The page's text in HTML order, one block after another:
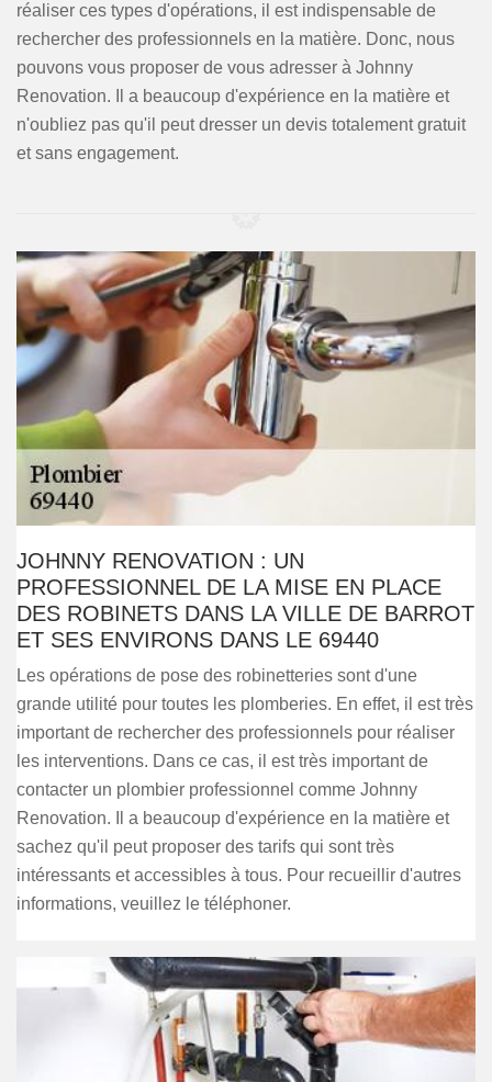
réaliser ces types d'opérations, il est indispensable de
rechercher des professionnels en la matière. Donc, nous
pouvons vous proposer de vous adresser à Johnny
Renovation. Il a beaucoup d'expérience en la matière et
n'oubliez pas qu'il peut dresser un devis totalement gratuit
et sans engagement.
JOHNNY RENOVATION : UN
PROFESSIONNEL DE LA MISE EN PLACE
DES ROBINETS DANS LA VILLE DE BARROT
ET SES ENVIRONS DANS LE 69440
Les opérations de pose des robinetteries sont d'une
grande utilité pour toutes les plomberies. En effet, il est très
important de rechercher des professionnels pour réaliser
les interventions. Dans ce cas, il est très important de
contacter un plombier professionnel comme Johnny
Renovation. Il a beaucoup d'expérience en la matière et
sachez qu'il peut proposer des tarifs qui sont très
intéressants et accessibles à tous. Pour recueillir d'autres
informations, veuillez le téléphoner.